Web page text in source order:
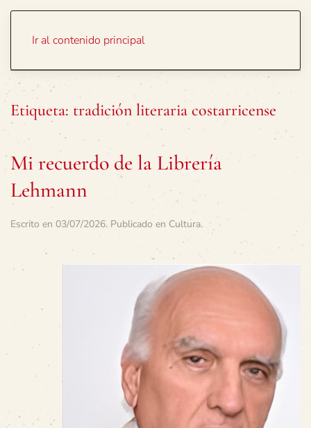
Ir al contenido principal
Etiqueta: tradición literaria costarricense
Mi recuerdo de la Librería
Lehmann
Escrito en 03/07/2026. Publicado en Cultura.